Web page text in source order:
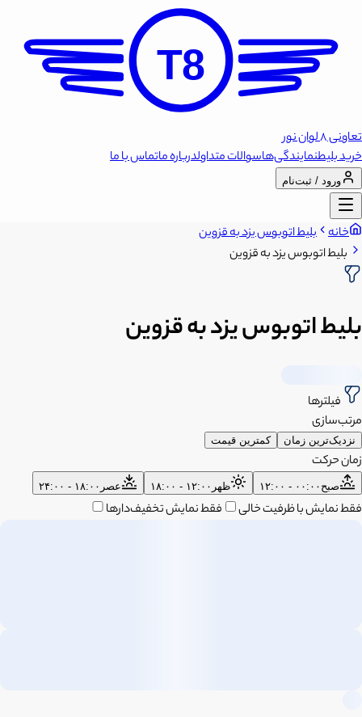
T8
تعاونی 8 لوان نور
خرید بلیطنمایندگی‌هاسوالات متداولدرباره ماتماس با ما
ورود / ثبت‌نام
خانه بلیط اتوبوس یزد به قزوین
بلیط اتوبوس یزد به قزوین
بلیط اتوبوس یزد به قزوین
فیلترها
مرتب‌سازی
نزدیک‌ترین زمان کمترین قیمت
زمان حرکت
صبح ۰۰:۰۰ - ۱۲:۰۰ ظهر ۱۲:۰۰ - ۱۸:۰۰ عصر ۱۸:۰۰ - ۲۴:۰۰
فقط نمایش با ظرفیت خالی فقط نمایش تخفیف‌دارها